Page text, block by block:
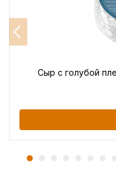
Сыр с голубой